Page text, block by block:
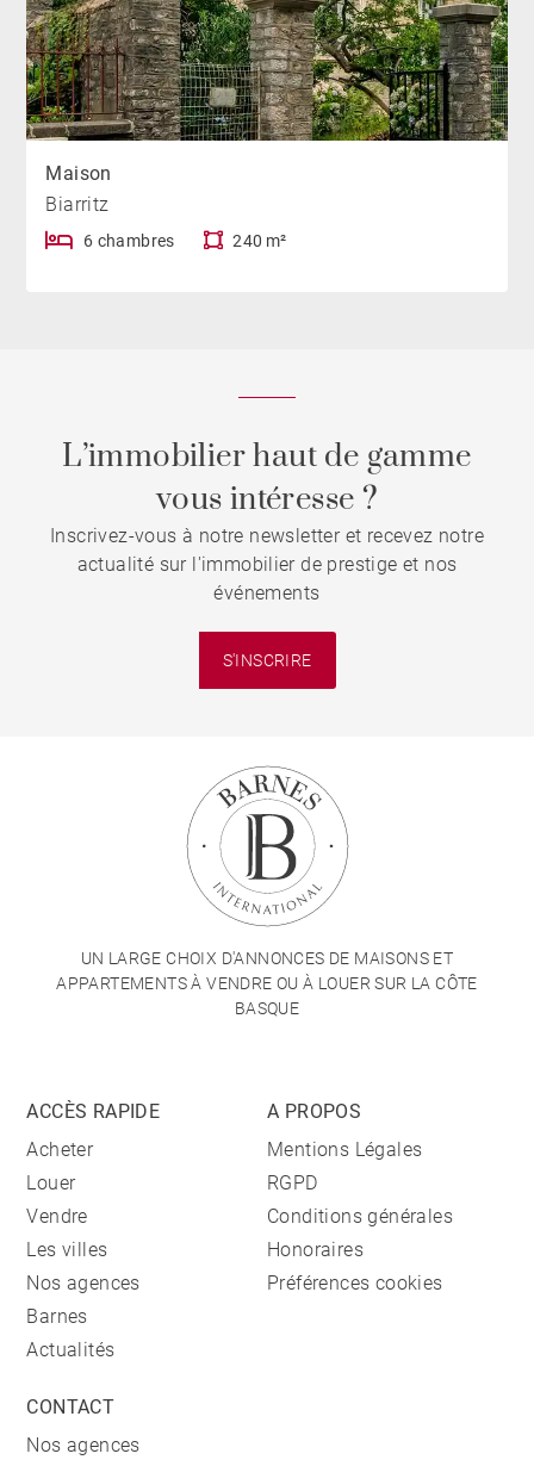
Maison
Biarritz
6 chambres 240 m²
L’immobilier haut de gamme
vous intéresse ?
Inscrivez-vous à notre newsletter et recevez notre
actualité sur l'immobilier de prestige et nos
événements
S'INSCRIRE
UN LARGE CHOIX D'ANNONCES DE MAISONS ET
APPARTEMENTS À VENDRE OU À LOUER SUR LA CÔTE
BASQUE
ACCÈS RAPIDE
Acheter
Louer
Vendre
Les villes
Nos agences
Barnes
Actualités
A PROPOS
Mentions Légales
RGPD
Conditions générales
Honoraires
Préférences cookies
CONTACT
Nos agences